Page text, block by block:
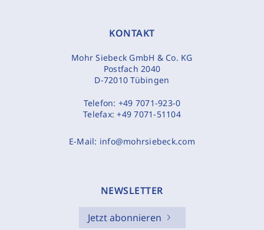
KONTAKT
Mohr Siebeck GmbH & Co. KG
Postfach 2040
D-72010 Tübingen
Telefon: +49 7071-923-0
Telefax:+49 7071-51104
E-Mail: info@mohrsiebeck.com
NEWSLETTER
Jetzt abonnieren